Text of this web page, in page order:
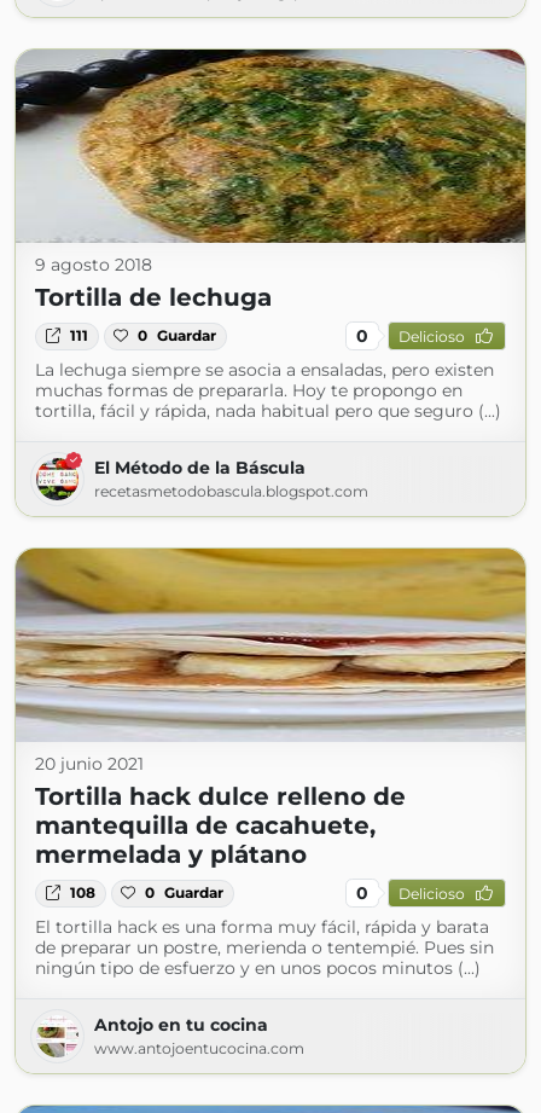
9 agosto 2018
Tortilla de lechuga
111 0 Guardar 0 Delicioso
La lechuga siempre se asocia a ensaladas, pero existen
muchas formas de prepararla. Hoy te propongo en
tortilla, fácil y rápida, nada habitual pero que seguro (...)
El Método de la Báscula
recetasmetodobascula.blogspot.com
20 junio 2021
Tortilla hack dulce relleno de
mantequilla de cacahuete,
mermelada y plátano
108 0 Guardar 0 Delicioso
El tortilla hack es una forma muy fácil, rápida y barata
de preparar un postre, merienda o tentempié. Pues sin
ningún tipo de esfuerzo y en unos pocos minutos (...)
Antojo en tu cocina
www.antojoentucocina.com